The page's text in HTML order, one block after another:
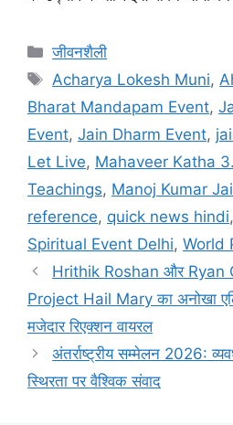
जीवनशैली
Acharya Lokesh Muni,
Bharat Mandapam Event,
Event, Jain Dharm Event,
Let Live, Mahaveer Katha
Teachings, Manoj Kumar
reference, quick news hindi,
Spiritual Event Delhi, World
Hrithik Roshan और Ryan
Project Hail Mary का अनोखा
मजेदार रिएक्शन वायरल
अंतर्राष्ट्रीय सम्मेलन 2026:
स्थिरता पर वैश्विक संवाद